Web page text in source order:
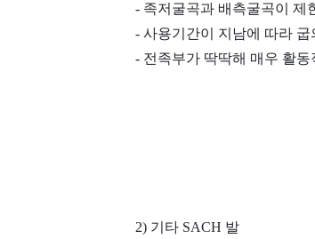
- 족저굴곡과 배측굴곡이 제
- 사용기간이 지남에 따라
- 전족부가 딱딱해 매우 활
2) 기타 SACH 발